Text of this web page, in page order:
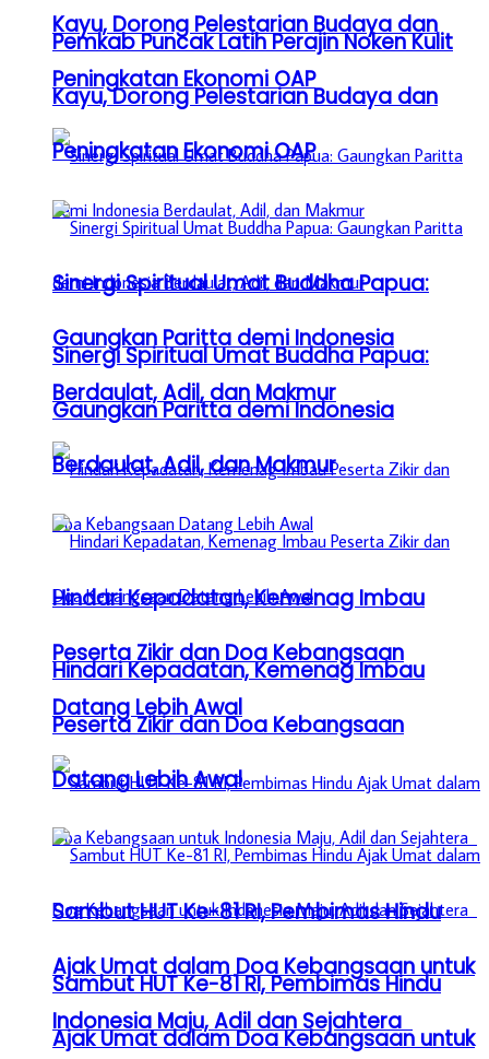
Kayu, Dorong Pelestarian Budaya dan
Peningkatan Ekonomi OAP
Sinergi Spiritual Umat Buddha Papua:
Gaungkan Paritta demi Indonesia
Berdaulat, Adil, dan Makmur
Hindari Kepadatan, Kemenag Imbau
Peserta Zikir dan Doa Kebangsaan
Datang Lebih Awal
Sambut HUT Ke-81 RI, Pembimas Hindu
Ajak Umat dalam Doa Kebangsaan untuk
Indonesia Maju, Adil dan Sejahtera
Pemkab Puncak Latih Perajin Noken Kulit
Kayu, Dorong Pelestarian Budaya dan
Peningkatan Ekonomi OAP
Sinergi Spiritual Umat Buddha Papua:
Gaungkan Paritta demi Indonesia
Berdaulat, Adil, dan Makmur
Hindari Kepadatan, Kemenag Imbau
Peserta Zikir dan Doa Kebangsaan
Datang Lebih Awal
Sambut HUT Ke-81 RI, Pembimas Hindu
Ajak Umat dalam Doa Kebangsaan untuk